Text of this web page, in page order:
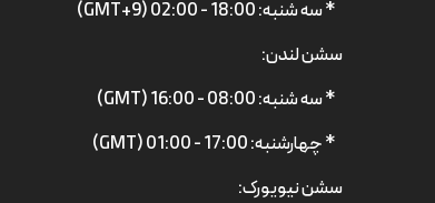
* سه شنبه: 18:00 - 02:00 (GMT+9)
سشن لندن:
* سه شنبه: 08:00 - 16:00 (GMT)
* چهارشنبه: 17:00 - 01:00 (GMT)
سشن نیویورک: